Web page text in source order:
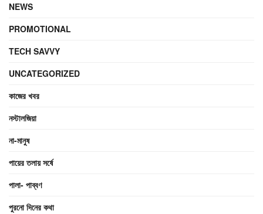
NEWS
PROMOTIONAL
TECH SAVVY
UNCATEGORIZED
কাজের খবর
নস্টালজিয়া
না-মানুষ
পায়ের তলায় সর্ষে
পালা- পাব্বণ
পুরনো দিনের কথা